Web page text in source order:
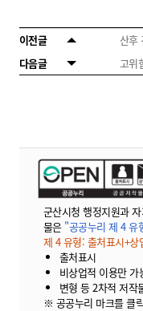
이전글
산후
다음글
고위
군산시청 행정지원과
물은 "공공누리 제 4 유
제 4 유형: 출처표시+상
출처표시
비상업적 이용만 가
변형 등 2차적 저작
※ 공공누리 마크를 클